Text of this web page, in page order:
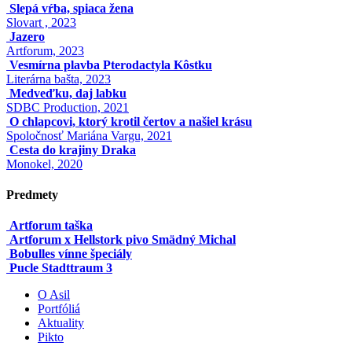
Slepá vŕba, spiaca žena
Slovart , 2023
Jazero
Artforum, 2023
Vesmírna plavba Pterodactyla Kôstku
Literárna bašta, 2023
Medveďku, daj labku
SDBC Production, 2021
O chlapcovi, ktorý krotil čertov a našiel krásu
Spoločnosť Mariána Vargu, 2021
Cesta do krajiny Draka
Monokel, 2020
Predmety
Artforum taška
Artforum x Hellstork pivo Smädný Michal
Bobulles vínne špeciály
Pucle Stadttraum 3
O Asil
Portfóliá
Aktuality
Pikto